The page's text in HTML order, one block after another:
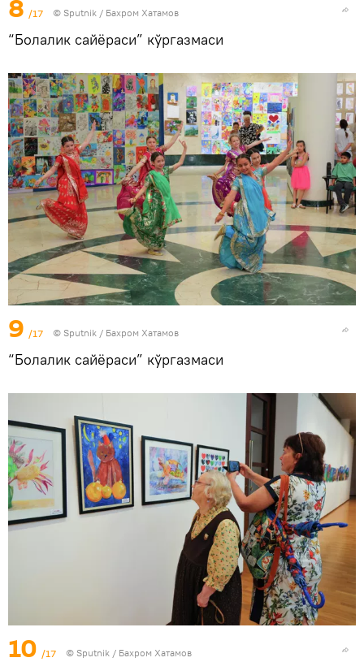
8 /17 © Sputnik / Бахром Хатамов
“Болалик сайёраси” кўргазмаси
9 /17 © Sputnik / Бахром Хатамов
“Болалик сайёраси” кўргазмаси
10 /17 © Sputnik / Бахром Хатамов